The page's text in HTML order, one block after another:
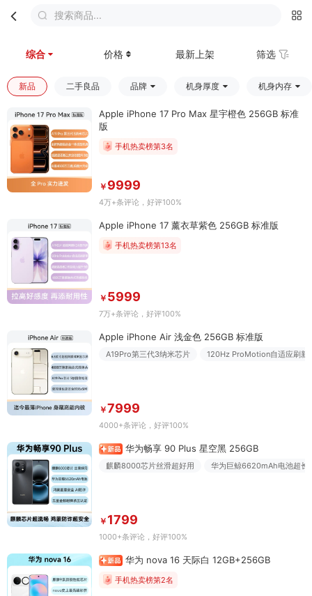
搜索商品...
综合 价格 最新上架 筛选
新品 二手良品 品牌 机身厚度 机身内存
Apple iPhone 17 Pro Max 星宇橙色 256GB 标准
版
手机热卖榜第3名
￥ 9999
4万+条评论 ，好评100%
Apple iPhone 17 薰衣草紫色 256GB 标准版
手机热卖榜第13名
￥ 5999
7万+条评论 ，好评100%
Apple iPhone Air 浅金色 256GB 标准版
A19Pro第三代3纳米芯片 120Hz ProMotion自适应刷新
￥7999
4000+条评论 ，好评100%
华为畅享 90 Plus 星空黑 256GB
麒麟8000芯片丝滑超好用 华为巨鲸6620mAh电池超长
￥ 1799
1000+条评论 ，好评100%
华为 nova 16 天际白 12GB+256GB
手机热卖榜第2名